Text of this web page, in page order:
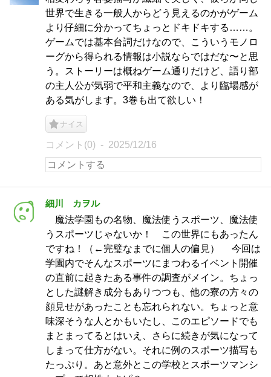
世界で生きる一般人からどう見えるのかがゲーム
より仔細に分かってちょっとドキドキする……。
ゲームでは基本台詞だけなので、こういうモノロ
ーグから得られる情報は小説ならではだな〜と思
う。ストーリーは概ねゲーム通りだけど、語り部
の主人公が気弱で平和主義なので、より臨場感が
ある気がします。3巻も出て欲しい！
ナイス
コメント(0) 2025/12/16
細川 カヲル
魔法学園もの名物、魔法使うスポーツ、魔法使
うスポーツじゃないか！ この世界にもあったん
ですね！（←完璧なまでに個人の偏見） 今回は
学園内でそんなスポーツにまつわるイベント開催
の直前に起きたある事件の調査がメイン。ちょっ
とした謎解き成分もありつつも、他の寮の方々の
顔見せがあったことも忘れられない。ちょっと意
味深そうな人とかもいたし、このエピソードでも
まとまってるとはいえ、さらに続きが気になって
しまって仕方がない。それに例のスポーツ描写も
たっぷり。あと意外とこの学校とスポーツマンシ